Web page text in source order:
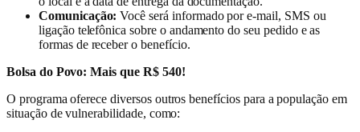
Comunicação: Você será informado por e-mail, SMS ou
ligação telefônica sobre o andamento do seu pedido e as
formas de receber o benefício.
Bolsa do Povo: Mais que R$ 540!
O programa oferece diversos outros benefícios para a população em
situação de vulnerabilidade, como: